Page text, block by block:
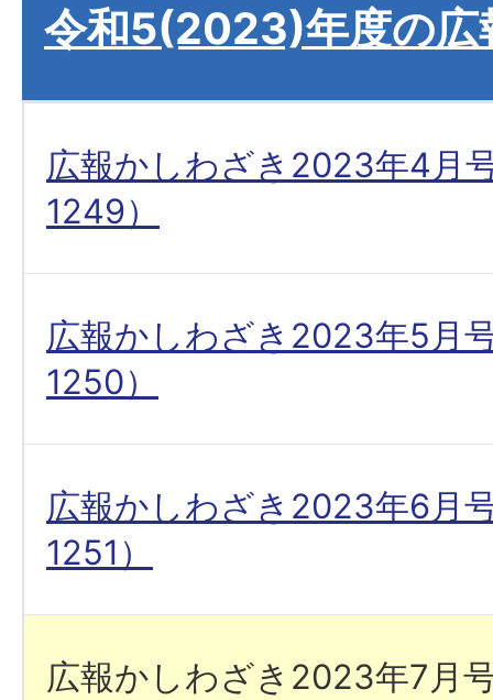
令和5(2023)年度の広
広報かしわざき2023年4月
1249）
広報かしわざき2023年5月
1250）
広報かしわざき2023年6月
1251）
広報かしわざき2023年7月